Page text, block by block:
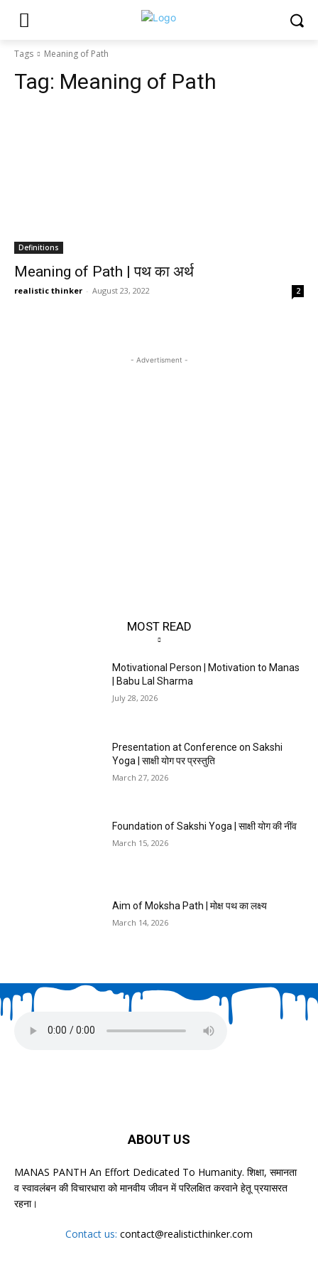
Tags Meaning of Path
Tag: Meaning of Path
Definitions
Meaning of Path | पथ का अर्थ
realistic thinker - August 23, 2022 2
- Advertisment -
MOST READ
Motivational Person | Motivation to Manas
| Babu Lal Sharma
July 28, 2026
Presentation at Conference on Sakshi
Yoga | साक्षी योग पर प्रस्तुति
March 27, 2026
Foundation of Sakshi Yoga | साक्षी योग की नींव
March 15, 2026
Aim of Moksha Path | मोक्ष पथ का लक्ष्य
March 14, 2026
ABOUT US
MANAS PANTH An Effort Dedicated To Humanity. शिक्षा, समानता
व स्वावलंबन की विचारधारा को मानवीय जीवन में परिलक्षित करवाने हेतू प्रयासरत
रहना।
Contact us: contact@realisticthinker.com